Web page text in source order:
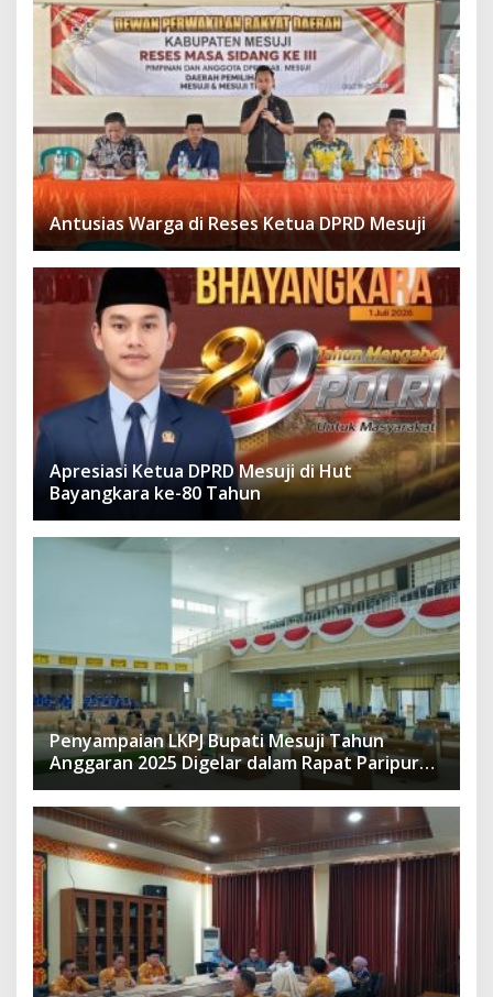
Antusias Warga di Reses Ketua DPRD Mesuji
Apresiasi Ketua DPRD Mesuji di Hut
Bayangkara ke-80 Tahun
Penyampaian LKPJ Bupati Mesuji Tahun
Anggaran 2025 Digelar dalam Rapat Paripurna
DPRD